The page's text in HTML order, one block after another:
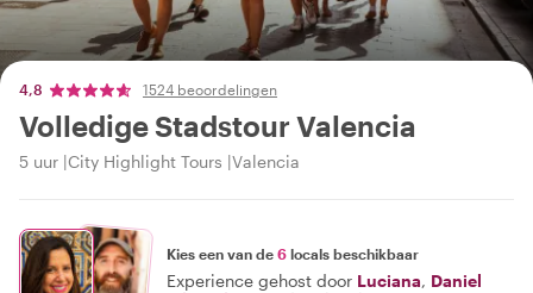
4,8 1524 beoordelingen
Volledige Stadstour Valencia
5 uur City Highlight Tours Valencia
Kies een van de 6 locals beschikbaar
Experience gehost door Luciana, Daniel